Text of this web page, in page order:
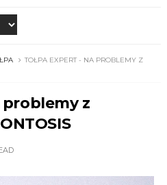
TOŁPA EXPERT - NA PROBLEMY Z
problemy z